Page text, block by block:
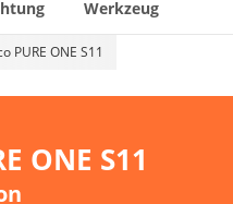
Werkzeug
PURE ONE S11
ONE S11